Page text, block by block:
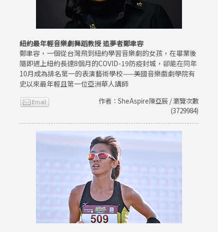
紐約最年輕音樂劇舞蹈教授 追夢者鄭聿容
鄭聿容，一個從台灣飛到紐約學習音樂劇的女孩，在畢業後
隨即遇上紐約長達8個月的COVID-19防疫封城，卻能在同年
10月成為排名第一的表演藝術學校——美國音樂戲劇學院有
史以來最年輕且第一位亞洲華人講師
作者：SheAspire陳亞辰 / 瀏覽次數
(3729984)